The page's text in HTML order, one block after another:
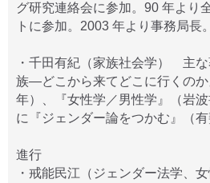
グ研究連絡会に参加。90 年より
トに参加。2003 年より事務局長
・千田有紀（家族社会学） 主
族―どこから来てどこに行くの
年）、『女性学／男性学』（岩
に『ジェンダー論をつかむ』（有
進行
・戒能民江（ジェンダー法学、